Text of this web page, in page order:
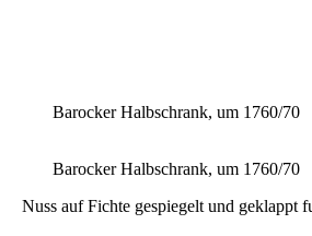
Barocker Halbschrank, um 1760/70
Barocker Halbschrank, um 1760/70
Nuss auf Fichte gespiegelt und geklappt